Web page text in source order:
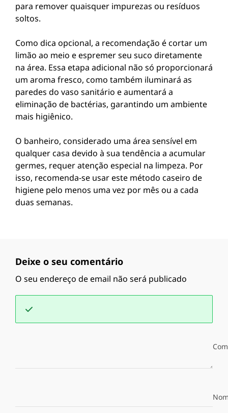
para remover quaisquer impurezas ou resíduos
soltos.
Como dica opcional, a recomendação é cortar um
limão ao meio e espremer seu suco diretamente
na área. Essa etapa adicional não só proporcionará
um aroma fresco, como também iluminará as
paredes do vaso sanitário e aumentará a
eliminação de bactérias, garantindo um ambiente
mais higiênico.
O banheiro, considerado uma área sensível em
qualquer casa devido à sua tendência a acumular
germes, requer atenção especial na limpeza. Por
isso, recomenda-se usar este método caseiro de
higiene pelo menos uma vez por mês ou a cada
duas semanas.
Deixe o seu comentário
O seu endereço de email não será publicado